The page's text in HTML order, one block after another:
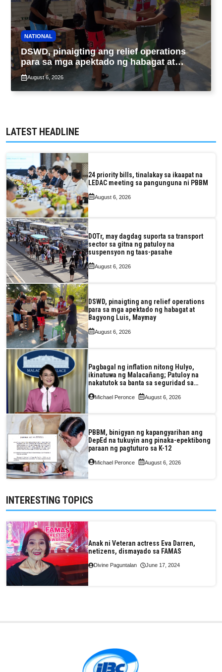
NATIONAL
DSWD, pinaigting ang relief operations
para sa mga apektado ng habagat at
Bagyong Luis, Maymay
August 6, 2026
LATEST HEADLINE
24 priority bills, tinalakay sa ikaapat na
LEDAC meeting sa pangunguna ni PBBM
August 6, 2026
DOTr, may dagdag suporta sa transport
sector sa gitna ng patuloy na
suspensyon ng taas-pasahe
August 6, 2026
DSWD, pinaigting ang relief operations
para sa mga apektado ng habagat at
Bagyong Luis, Maymay
August 6, 2026
Pagbagal ng inflation nitong Hulyo,
ikinatuwa ng Malacañang; Patuloy na
nakatutok sa banta sa seguridad sa
pagkain, enerhiya
Michael Peronce August 6, 2026
PBBM, binigyan ng kapangyarihan ang
DepEd na tukuyin ang pinaka-epektibong
paraan ng pagtuturo sa K-12
Michael Peronce August 6, 2026
INTERESTING TOPICS
Anak ni Veteran actress Eva Darren,
netizens, dismayado sa FAMAS
Divine Paguntalan June 17, 2024